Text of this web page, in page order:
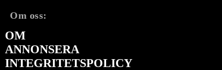
Om oss:
OM
ANNONSERA
INTEGRITETSPOLICY